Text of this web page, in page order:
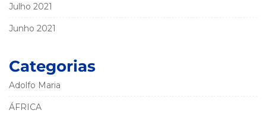
Julho 2021
Junho 2021
Categorias
Adolfo Maria
ÁFRICA